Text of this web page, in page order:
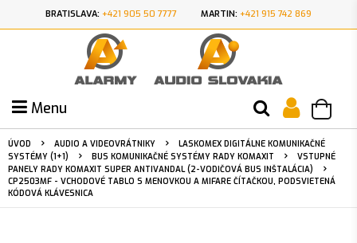
BRATISLAVA: +421 905 50 7777 MARTIN: +421 915 742 869
Menu
ÚVOD AUDIO A VIDEOVRÁTNIKY
LASKOMEX DIGITÁLNE KOMUNIKAČNÉ
SYSTÉMY (1+1)
BUS KOMUNIKAČNÉ SYSTÉMY RADY KOMAXIT
VSTUPNÉ
PANELY RADY KOMAXIT SUPER ANTIVANDAL (2-VODIČOVÁ BUS INŠTALÁCIA)
CP2503MF - VCHODOVÉ TABLO S MENOVKOU A MIFARE ČÍTAČKOU, PODSVIETENÁ
KÓDOVÁ KLÁVESNICA